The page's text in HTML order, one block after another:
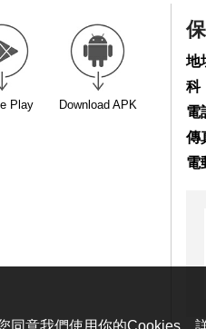
Play Download APK
地
科
電
傳
電
同意我們使用你的Cookies。